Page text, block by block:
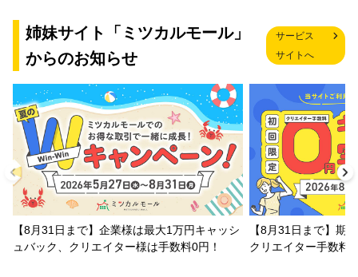
姉妹サイト「ミツカルモール」
からのお知らせ
サービス
サイトへ
【8月31日まで】企業様は最大1万円キャッシ
ュバック、クリエイター様は手数料0円！
【8月31日まで】期
クリエイター手数料